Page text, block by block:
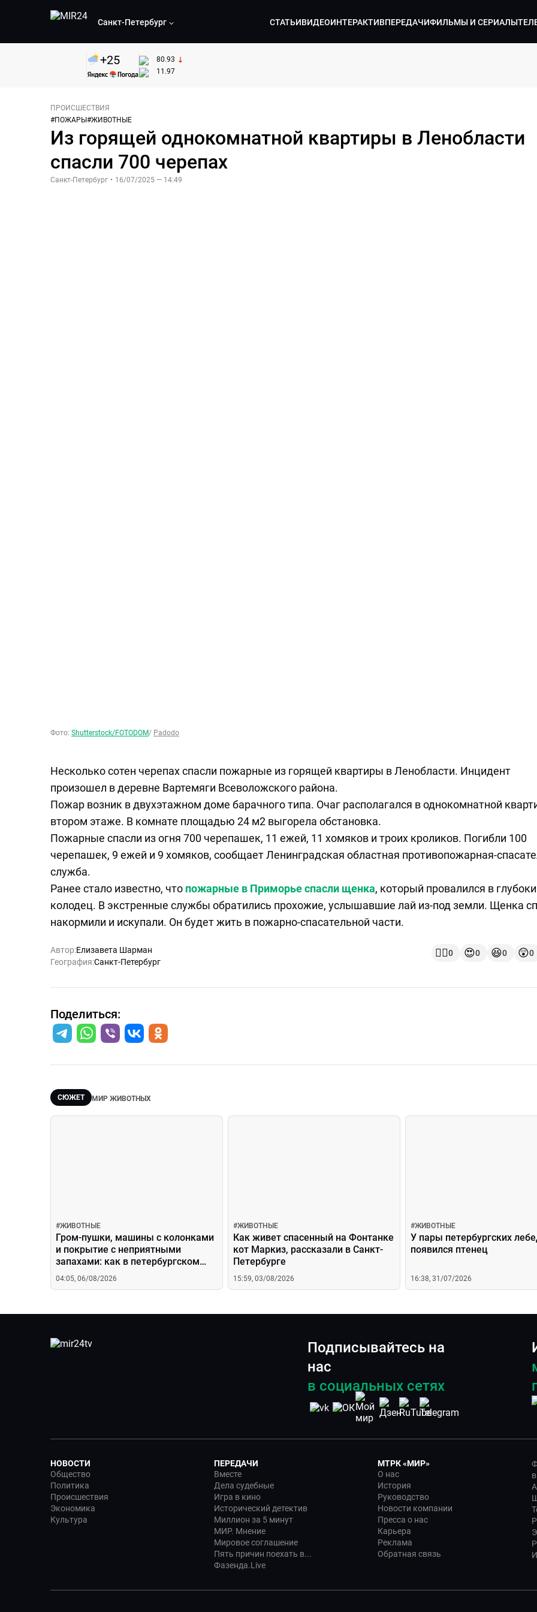
Санкт-Петербург СТАТЬИВИДЕОИНТЕРАКТИВПЕРЕДАЧИФИЛЬМЫ И СЕРИАЛЫ
+25
80.93
11.97
ПРОИСШЕСТВИЯ
#ПОЖАРЫ #ЖИВОТНЫЕ
Из горящей однокомнатной квартиры в Ленобласти
спасли 700 черепах
Санкт-Петербург • 16/07/2025 — 14:49
Фото: Shutterstock/FOTODOM/ Padodo
Несколько сотен черепах спасли пожарные из горящей квартиры в Ленобласти. Инцидент
произошел в деревне Вартемяги Всеволожского района.
Пожар возник в двухэтажном доме барачного типа. Очаг располагался в однокомнатной
втором этаже. В комнате площадью 24 м2 выгорела обстановка.
Пожарные спасли из огня 700 черепашек, 11 ежей, 11 хомяков и троих кроликов. Погибли 100
черепашек, 9 ежей и 9 хомяков, сообщает Ленинградская областная противопожарная-
служба.
Ранее стало известно, что пожарные в Приморье спасли щенка, который провалился в
колодец. В экстренные службы обратились прохожие, услышавшие лай из-под земли. Щенка
накормили и искупали. Он будет жить в пожарно-спасательной части.
Автор:Елизавета Шарман
География:Санкт-Петербург
👍🏻0 😍0 😆0 😲0
Поделиться:
СЮЖЕТ МИР ЖИВОТНЫХ
#ЖИВОТНЫЕ
Гром-пушки, машины с колонками
и покрытие с неприятными
запахами: как в петербургском
аэропорту Пулково отпугивают
птиц?
04:05, 06/08/2026
#ЖИВОТНЫЕ
Как живет спасенный на Фонтанке
кот Маркиз, рассказали в Санкт-
Петербурге
15:59, 03/08/2026
#ЖИВОТНЫЕ
У пары петербургских
появился птенец
16:38, 31/07/2026
Подписывайтесь на
нас
в социальных сетях
НОВОСТИ
Общество
Политика
Происшествия
Экономика
Культура
ПЕРЕДАЧИ
Вместе
Дела судебные
Игра в кино
Исторический детектив
Миллион за 5 минут
МИР. Мнение
Мировое соглашение
Пять причин поехать в...
Фазенда.Live
МТРК «МИР»
О нас
История
Руководство
Новости компании
Пресса о нас
Карьера
Реклама
Обратная связь